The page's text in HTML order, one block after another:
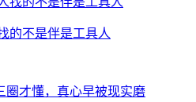
的不是伴是工具人